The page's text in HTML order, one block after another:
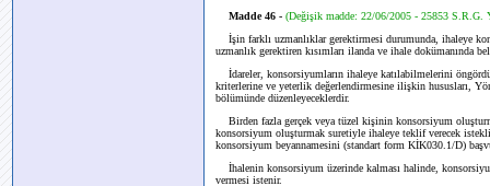
Madde 46 - (Değişik madde: 22/06/2005 - 25853 S.R.G.
İşin farklı uzmanlıklar gerektirmesi durumunda, ihaleye
uzmanlık gerektiren kısımları ilanda ve ihale dokümanında
İdareler, konsorsiyumların ihaleye katılabilmelerini
kriterlerine ve yeterlik değerlendirmesine ilişkin hususları,
bölümünde düzenleyeceklerdir.
Birden fazla gerçek veya tüzel kişinin konsorsiyum
konsorsiyum oluşturmak suretiyle ihaleye teklif verecek
konsorsiyum beyannamesini (standart form KİK030.1/D)
İhalenin konsorsiyum üzerinde kalması halinde,
vermesi istenir.